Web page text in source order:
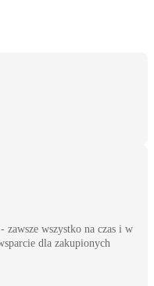
zawsze wszystko na czas i w
dla zakupionych